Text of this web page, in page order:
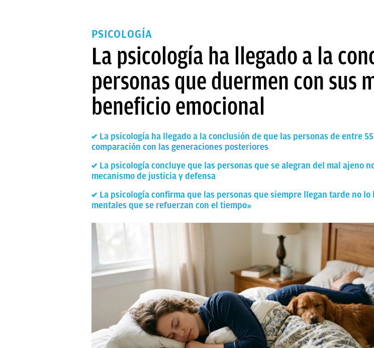
PSICOLOGÍA
La psicología ha llegado a la
personas que duermen con sus
beneficio emocional
La psicología ha llegado a la conclusión de que las personas de entre
comparación con las generaciones posteriores
La psicología concluye que las personas que se alegran del mal ajeno
mecanismo de justicia y defensa
La psicología confirma que las personas que siempre llegan tarde no
mentales que se refuerzan con el tiempo»